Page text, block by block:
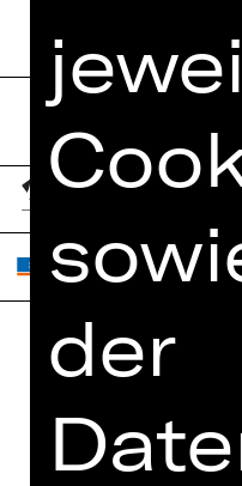
Home
Spielplan
Künstler*innen
der